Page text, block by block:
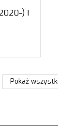
) I
Pokaż